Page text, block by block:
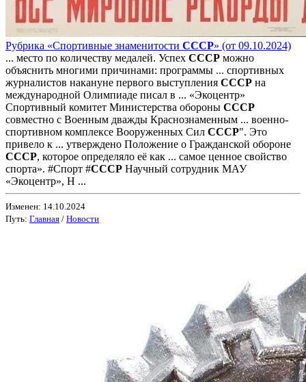
Рубрика «Спортивные знаменитости СССР» (от 09.10.2024)
... место по количеству медалей. Успех СССР можно
объяснить многими причинами: программы ... спортивных
журналистов накануне первого выступления СССР на
международной Олимпиаде писал в ... «Экоцентр»
Спортивный комитет Министерства обороны СССР
совместно с Военным дважды Краснознаменным ... военно-
спортивном комплексе Вооруженных Сил СССР". Это
привело к ... утверждено Положение о Гражданской обороне
СССР, которое определяло её как ... самое ценное свойство
спорта». #Спорт #СССР Научный сотрудник МАУ
«Экоцентр», Н ...
Изменен: 14.10.2024
Путь: Главная / Новости